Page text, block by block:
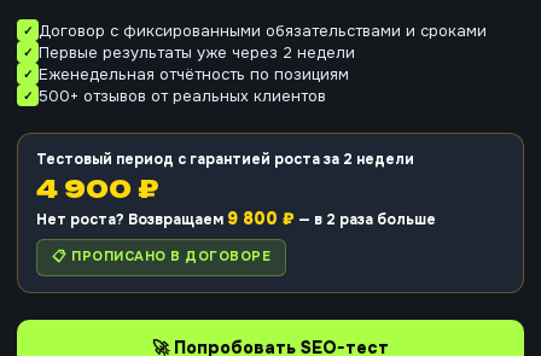
Договор с фиксированными обязательствами и сроками
Первые результаты уже через 2 недели
Еженедельная отчётность по позициям
500+ отзывов от реальных клиентов
Тестовый период с гарантией роста за 2 недели
4 900 ₽
Нет роста? Возвращаем 9 800 ₽ — в 2 раза больше
📋 ПРОПИСАНО В ДОГОВОРЕ
🚀 Попробовать SEO-тест